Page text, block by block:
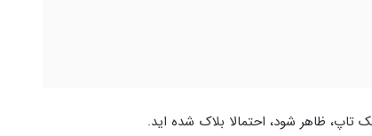
ظاهر شود، احتمالا بلاک شده اید.